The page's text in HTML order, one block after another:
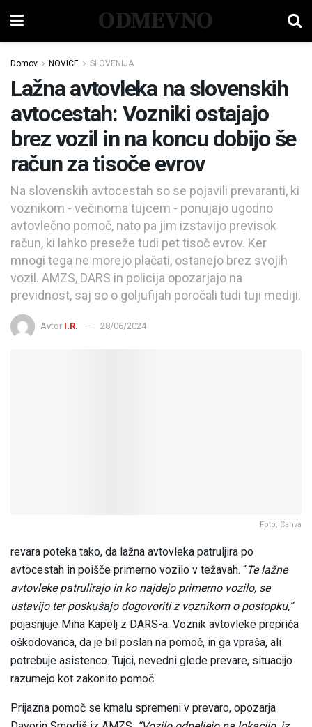
ODMEVNO
Domov NOVICE SLOVENIJA
Lažna avtovleka na slovenskih
avtocestah: Vozniki ostajajo
brez vozil in na koncu dobijo še
račun za tisoče evrov
Na slovenskih avtocestah so se pojavili prevaranti, ki
voznikom - večinoma tujcem - ponujajo ugodno
avtovlečno pomoč, nato pa jim izstavijo previsok
račun, ki lahko preseže tudi pet tisoč evrov. Ker
mnogi tega ne morejo plačati, ostanejo brez svojih
vozil. AMZS, DARS in policija opozarjajo na
previdnost, saj so o goljufijah poročali tudi tuji mediji.
Avtor I.R. 28/06/2024
Foto: Canva
revara poteka tako, da lažna avtovleka patruljira po
avtocestah in poišče primerno vozilo v težavah. “Te lažne
avtovleke patrulirajo in ko najdejo primerno vozilo, se
ustavijo ter poskušajo dogovoriti z voznikom o postopku,”
pojasnjuje Miha Kapelj z DARS-a. Voznik avtovleke prepriča
oškodovanca, da je bil poslan na pomoč, in ga vpraša, ali
potrebuje asistenco. Tujci, nevedni glede prevare, situacijo
razumejo kot zakonito pomoč.
Prijazna pomoč se kmalu spremeni v prevaro, opozarja